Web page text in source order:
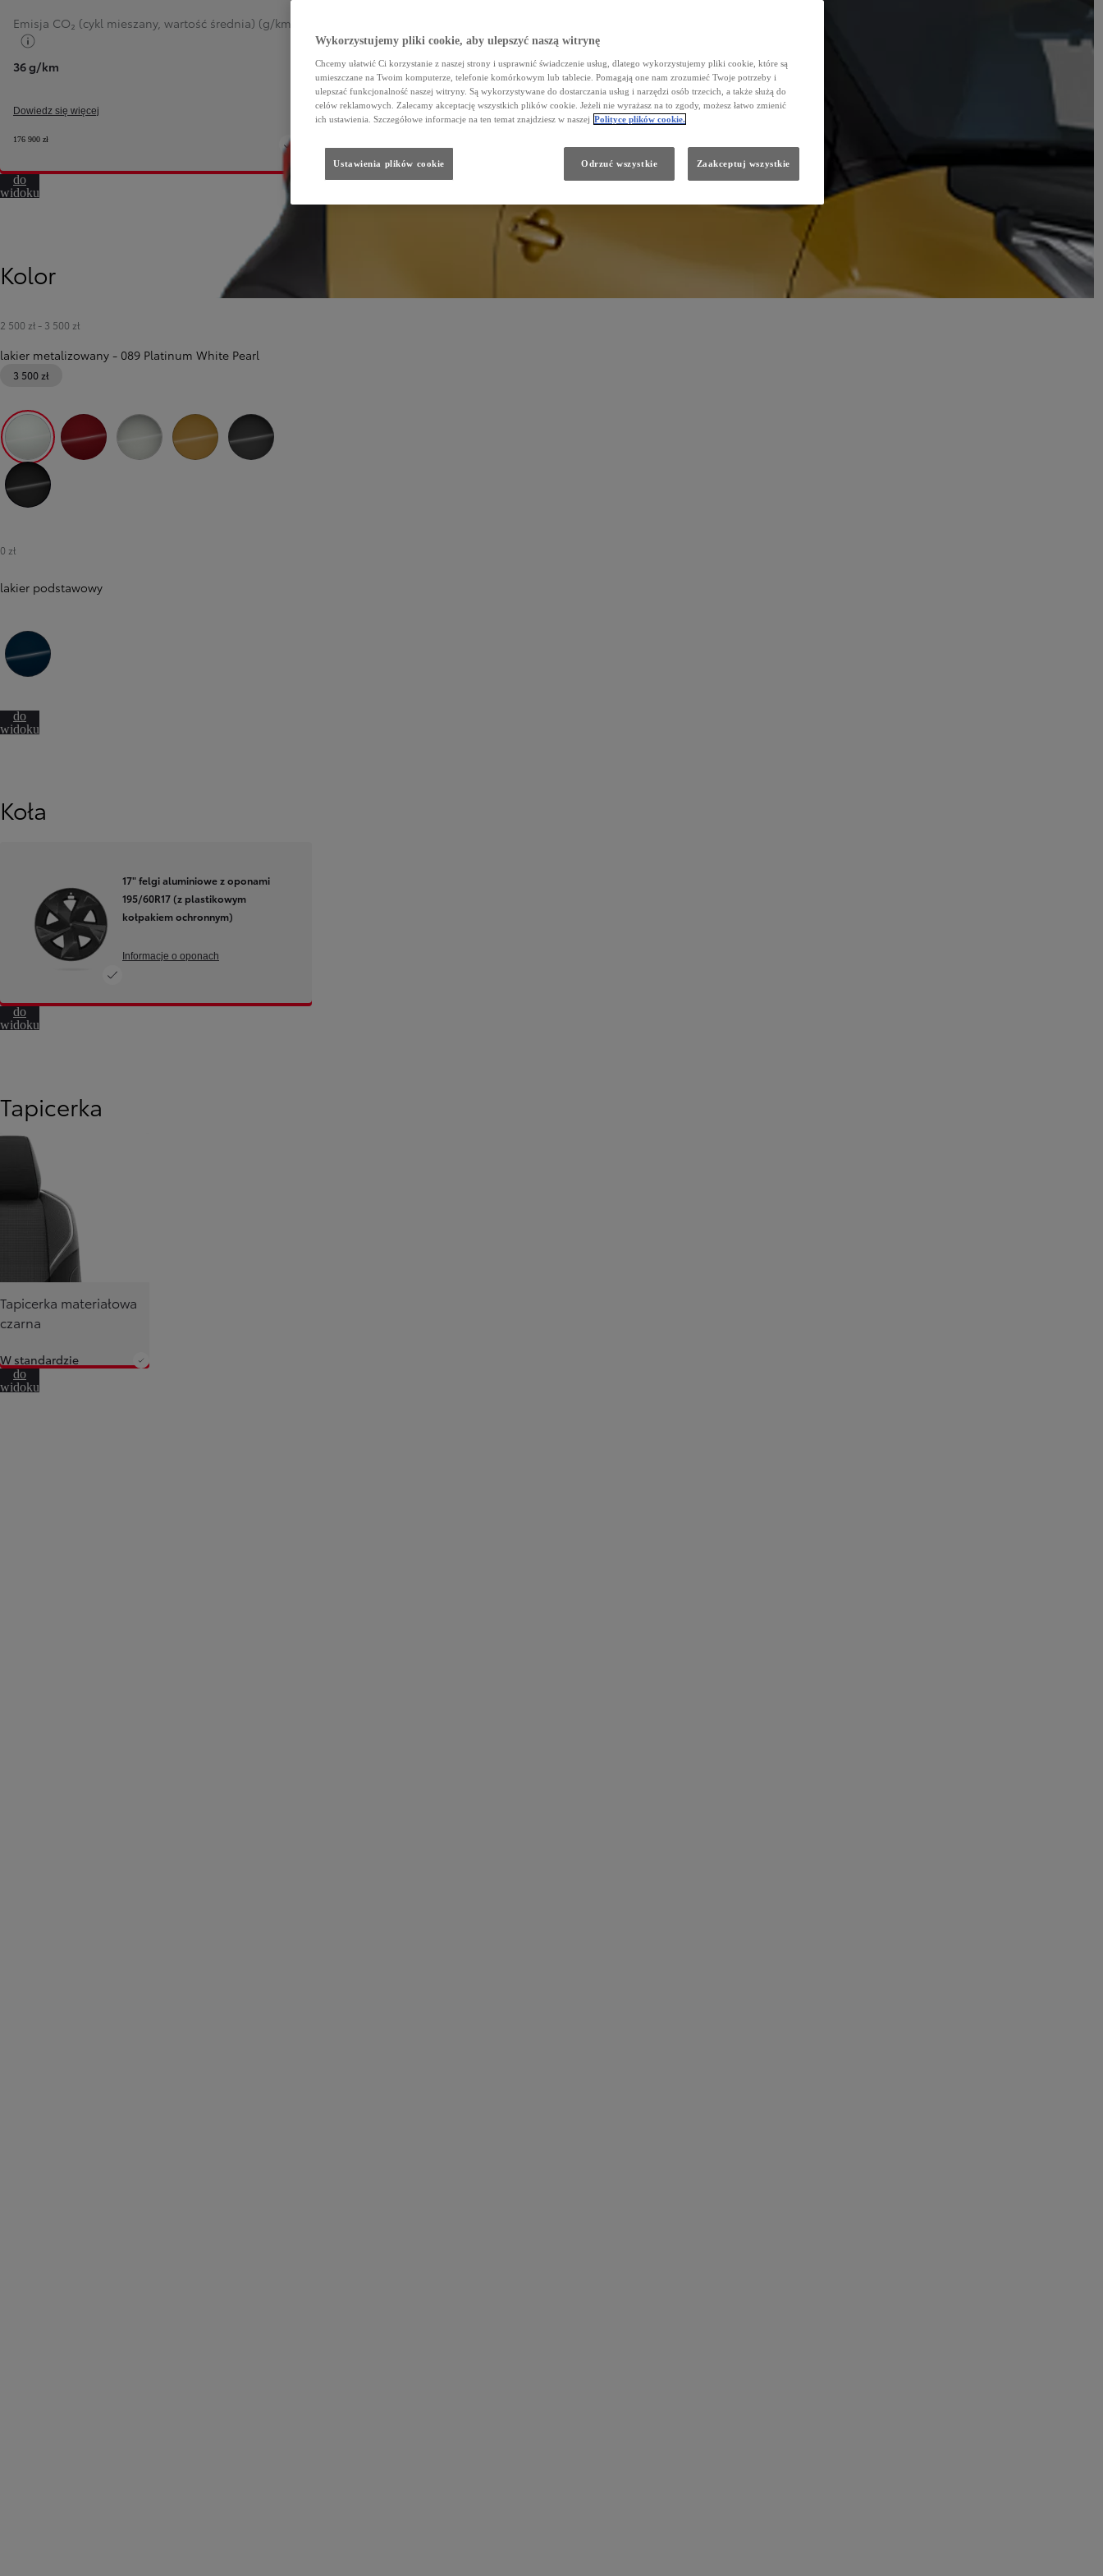
HYBRID
Emisja CO₂ (cykl mieszany, wartość średnia) (g/km)
36 g/km
Dowiedz się więcej
176 900 zł
Przejdź
do
widoku
Kolor
2 500 zł - 3 500 zł
lakier metalizowany - 089 Platinum White Pearl
3 500 zł
089 Platinum White Pearl
0 zł
lakier podstawowy
do
widoku
Koła
17" felgi aluminiowe z oponami
195/60R17 (z plastikowym
kołpakiem ochronnym)
Informacje o oponach
Przejdź
do
widoku
Tapicerka
Tapicerka materiałowa
czarna
W standardzie
Przejdź
do
widoku
Wykorzystujemy pliki cookie, aby ulepszyć naszą witrynę
Chcemy ułatwić Ci korzystanie z naszej strony i usprawnić świadczenie usług, dlatego wykorzystujemy pliki cookie, które są
umieszczane na Twoim komputerze, telefonie komórkowym lub tablecie. Pomagają one nam zrozumieć Twoje potrzeby i
ulepszać funkcjonalność naszej witryny. Są wykorzystywane do dostarczania usług i narzędzi osób trzecich, a także służą do
celów reklamowych. Zalecamy akceptację wszystkich plików cookie. Jeżeli nie wyrażasz na to zgody, możesz łatwo zmienić
ich ustawienia. Szczegółowe informacje na ten temat znajdziesz w naszej Polityce plików cookie.
Ustawienia plików cookie Odrzuć wszystkie Zaakceptuj wszystkie